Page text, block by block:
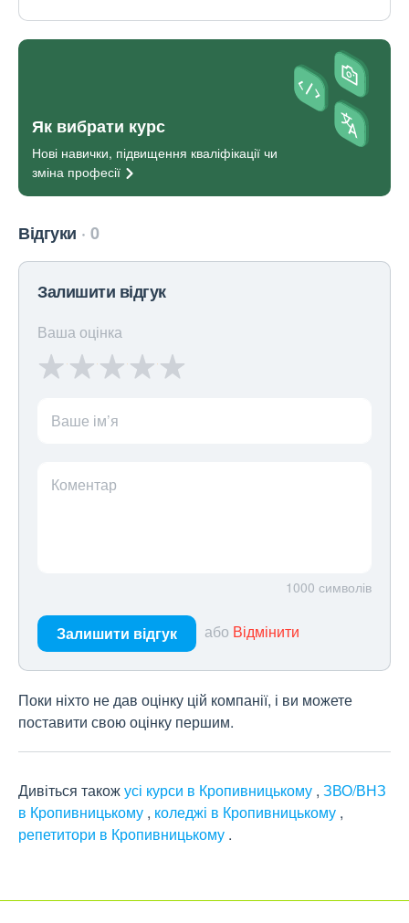
Як вибрати курс
Нові навички, підвищення кваліфікації чи
зміна професії
Відгуки 0
Залишити відгук
Ваша оцінка
Ваше ім’я
Коментар
1000 символів
Залишити відгук або Відмінити
Поки ніхто не дав оцінку цій компанії, і ви можете
поставити свою оцінку першим.
Дивіться такожусі курси в Кропивницькому , ЗВО/ВНЗ
в Кропивницькому , коледжі в Кропивницькому ,
репетитори в Кропивницькому .